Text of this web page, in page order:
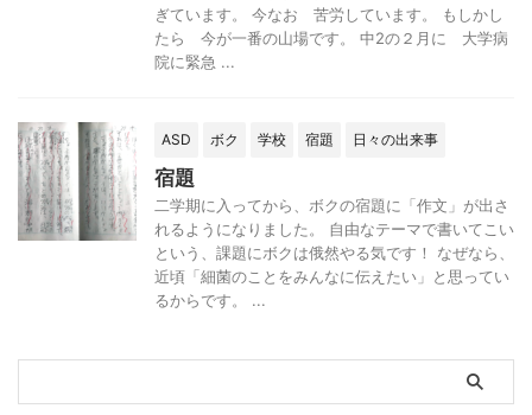
ぎています。 今なお 苦労しています。 もしかし
たら 今が一番の山場です。 中2の２月に 大学病
院に緊急 ...
ASD ボク 学校 宿題 日々の出来事
宿題
二学期に入ってから、ボクの宿題に「作文」が出さ
れるようになりました。 自由なテーマで書いてこい
という、課題にボクは俄然やる気です！ なぜなら、
近頃「細菌のことをみんなに伝えたい」と思ってい
るからです。 ...